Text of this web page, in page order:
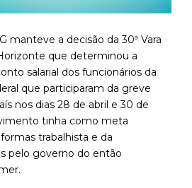
manteve a decisão da 30ª Vara
que determinou a
salarial dos funcionários da
que participaram da greve
nos dias 28 de abril e 30 de
tinha como meta
trabalhista e da
pelo governo do então